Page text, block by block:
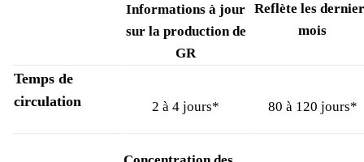
Informations à jour
sur la production de
GR
Reflète les
mois
Temps de
circulation
2 à 4 jours* 80 à 120 jours*